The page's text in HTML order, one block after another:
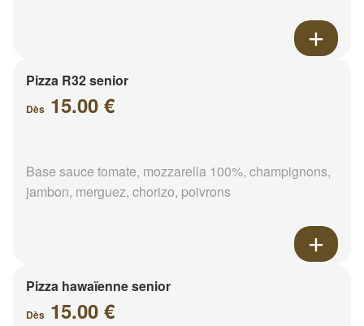
Pizza R32 senior
Dès 15.00 €
Base sauce tomate, mozzarella 100%, champignons,
jambon, merguez, chorizo, poivrons
Pizza hawaïenne senior
Dès 15.00 €